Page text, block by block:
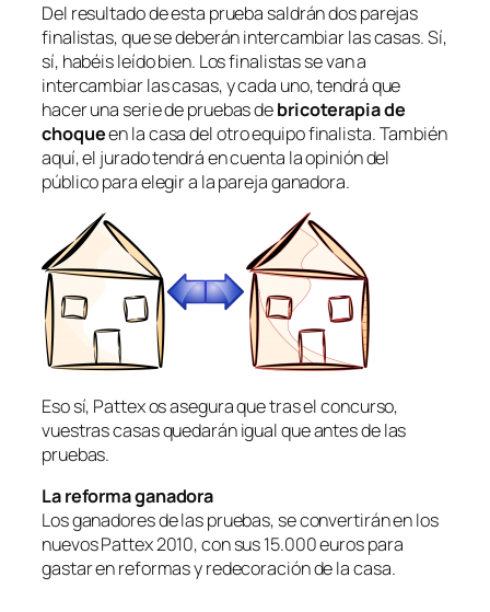
Del resultado de esta prueba saldrán dos parejas
finalistas, que se deberán intercambiar las casas. Sí,
sí, habéis leído bien. Los finalistas se van a
intercambiar las casas, y cada uno, tendrá que
hacer una serie de pruebas debricoterapia de
choqueen la casa del otro equipo finalista. También
aquí, el jurado tendrá en cuenta la opinión del
público para elegir a la pareja ganadora.
Eso sí, Pattex os asegura que tras el concurso,
vuestras casas quedarán igual que antes de las
pruebas.
La reforma ganadora
Los ganadores de las pruebas, se convertirán en los
nuevos Pattex 2010, con sus 15.000 euros para
gastar en reformas y redecoración de la casa.